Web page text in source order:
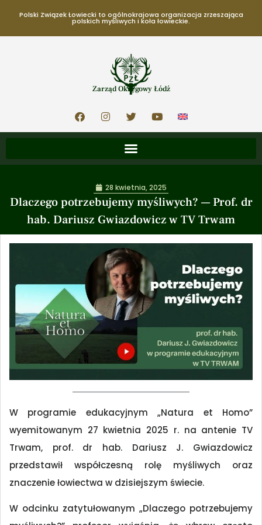
Polski Związek Łowiecki to ogólnokrajowa organizacja zrzeszająca
polskich myśliwych i koła łowieckie.
Zarząd Okręgowy Łódź
Dlaczego potrzebujemy myśliwych? — Prof. dr
hab. Dariusz Gwiazdowicz w TV Trwam
28 kwietnia, 2025
W programie edukacyjnym „Natura et Homo”
wyemitowanym 27 kwietnia 2025 r. na antenie TV
Trwam, prof. dr hab. Dariusz J. Gwiazdowicz
przedstawił współczesną rolę myśliwych oraz
znaczenie łowiectwa w dzisiejszym świecie.
W odcinku zatytułowanym „Dlaczego potrzebujemy